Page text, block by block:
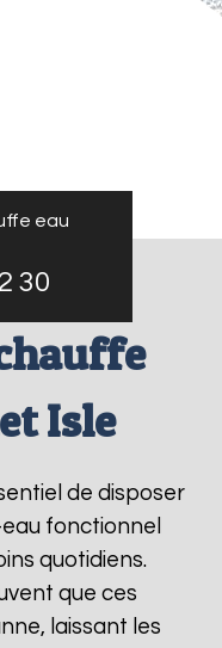
eau
30
Isle
de disposer
fonctionnel
quotidiens.
que ces
laissant les